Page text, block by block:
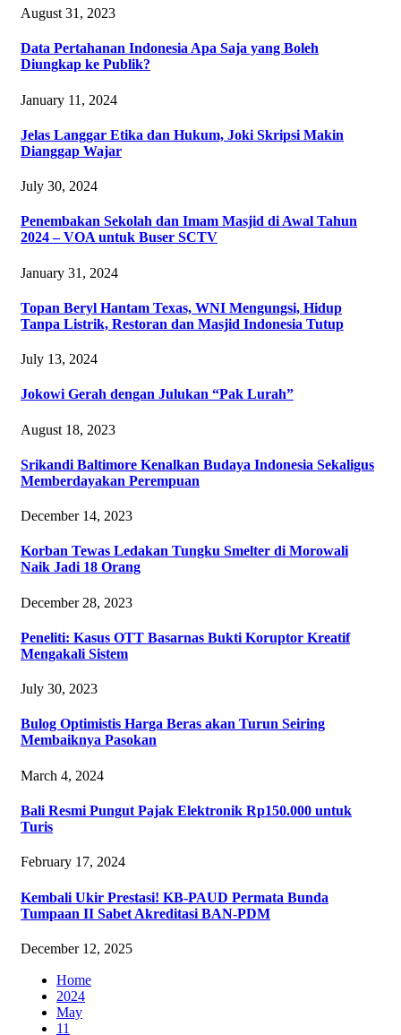
August 31, 2023
Data Pertahanan Indonesia Apa Saja yang Boleh
Diungkap ke Publik?
January 11, 2024
Jelas Langgar Etika dan Hukum, Joki Skripsi Makin
Dianggap Wajar
July 30, 2024
Penembakan Sekolah dan Imam Masjid di Awal Tahun
2024 – VOA untuk Buser SCTV
January 31, 2024
Topan Beryl Hantam Texas, WNI Mengungsi, Hidup
Tanpa Listrik, Restoran dan Masjid Indonesia Tutup
July 13, 2024
Jokowi Gerah dengan Julukan “Pak Lurah”
August 18, 2023
Srikandi Baltimore Kenalkan Budaya Indonesia Sekaligus
Memberdayakan Perempuan
December 14, 2023
Korban Tewas Ledakan Tungku Smelter di Morowali
Naik Jadi 18 Orang
December 28, 2023
Peneliti: Kasus OTT Basarnas Bukti Koruptor Kreatif
Mengakali Sistem
July 30, 2023
Bulog Optimistis Harga Beras akan Turun Seiring
Membaiknya Pasokan
March 4, 2024
Bali Resmi Pungut Pajak Elektronik Rp150.000 untuk
Turis
February 17, 2024
Kembali Ukir Prestasi! KB-PAUD Permata Bunda
Tumpaan II Sabet Akreditasi BAN-PDM
December 12, 2025
Home
2024
May
11